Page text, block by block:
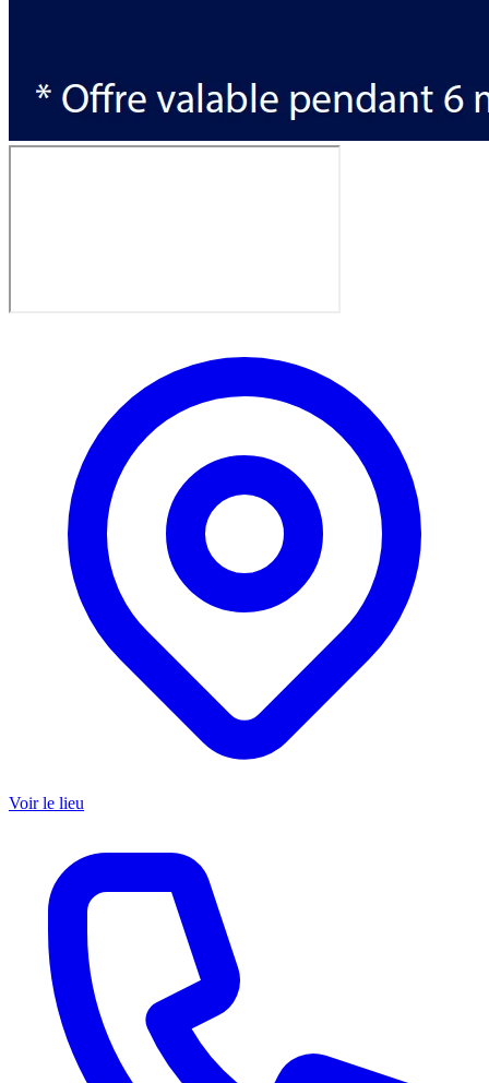
Voir le lieu